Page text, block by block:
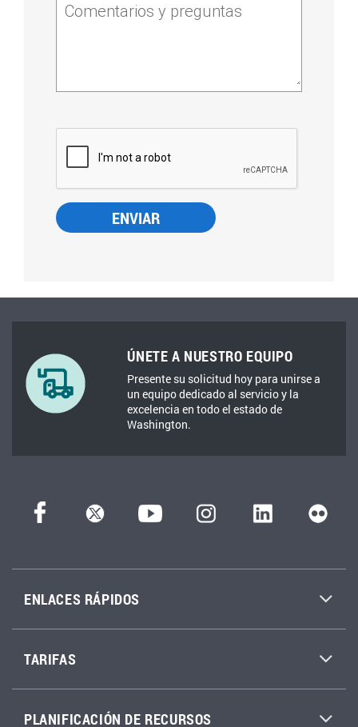
Comentarios y preguntas
ÚNETE A NUESTRO EQUIPO
Presente su solicitud hoy para unirse a
un equipo dedicado al servicio y la
excelencia en todo el estado de
Washington.
ENLACES RÁPIDOS
TARIFAS
PLANIFICACIÓN DE RECURSOS